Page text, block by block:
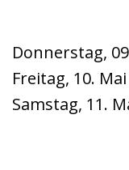
Donnerstag,
Freitag, 10. Mai
Samstag, 11.